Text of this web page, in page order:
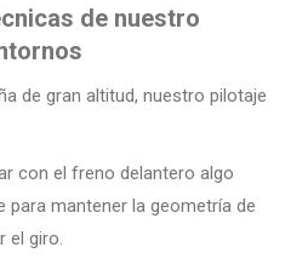
de nuestro
de gran altitud, nuestro pilotaje
con el freno delantero algo
para mantener la geometría de
el giro.